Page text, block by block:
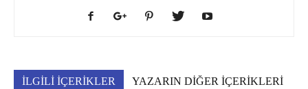
İLGİLİ İÇERİKLER YAZARIN DİĞER İÇERİKLERİ